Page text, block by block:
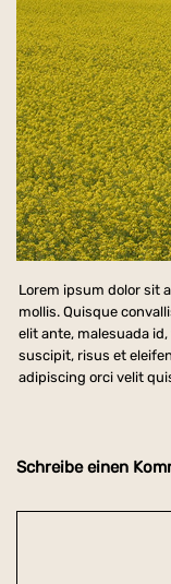
Lorem ipsum dolor sit
mollis. Quisque
elit ante, malesuada
suscipit, risus et
adipiscing orci velit
Schreibe einen